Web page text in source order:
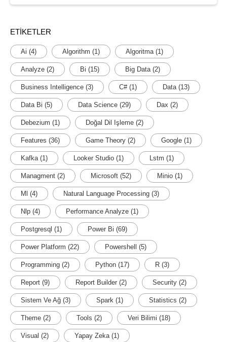
ETIKETLER
Ai (4) Algorithm (1) Algoritma(1)
Analyze (2) Bi (15) Big Data(2)
Business Intelligence (3) C#(1) Data(13)
Data Bi (5) Data Science (29) Dax (2)
Debezium (1) Doğal Dil Işleme (2)
Features (36) Game Theory (2) Google (1)
Kafka(1) Looker Studio (1) Lstm (1)
Managment (2) Microsoft (52) Minio (1)
Ml (4) Natural Language Processing (3)
Nlp (4) Performance Analyze (1)
Postgresql (1) Power Bi (69)
Power Platform (22) Powershell (5)
Programming (2) Python (17) R (3)
Report (9) Report Builder (2) Security (2)
Sistem Ve Ağ (3) Spark (1) Statistics (2)
Theme (2) Tools (2) Veri Bilimi (18)
Visual (2) Yapay Zeka(1)